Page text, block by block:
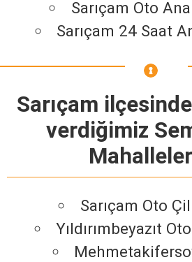
Sarıçam Oto
Sarıçam 24 Saat
Sarıçam
verdiğimiz
Mahalleler
Sarıçam Oto
Yıldırımbeyazıt